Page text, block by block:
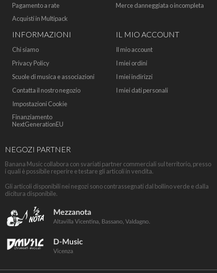
Pagamento a rate
Acquisti in Multipack
Merce danneggiata o incompleta
INFORMAZIONI
Chi siamo
Privacy Policy
Scuole di musica e associazioni
Contatta il nostro negozio
Impostazioni Cookie
Finanziamento
NextGenerationEU
IL MIO ACCOUNT
Il mio account
I miei ordini
I miei indirizzi
I miei dati personali
NEGOZI PARTNER
Banana Music collabora con svariati partner commerciali sul territorio, presso
i quali è possibile reperire e testare gli articoli in vendita.
Gli articoli disponibili nei negozi sono contrassegnati dal bollino verde e dalla
dicitura disponibile.